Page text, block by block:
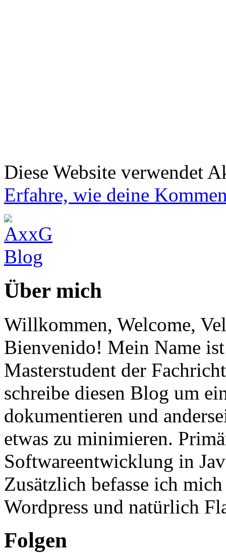
Diese Website verwendet
Erfahre, wie deine
Über mich
Willkommen, Welcome,
Bienvenido! Mein Name
Masterstudent der
schreibe diesen Blog um
dokumentieren und
etwas zu minimieren.
Softwareentwicklung in
Zusätzlich befasse ich
Wordpress und natürlich
Folgen